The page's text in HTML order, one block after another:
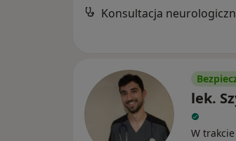
Konsultacja
lek.
W